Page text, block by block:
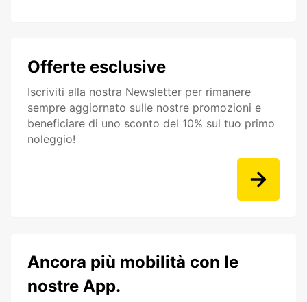
Offerte esclusive
Iscriviti alla nostra Newsletter per rimanere
sempre aggiornato sulle nostre promozioni e
beneficiare di uno sconto del 10% sul tuo primo
noleggio!
Ancora più mobilità con le
nostre App.